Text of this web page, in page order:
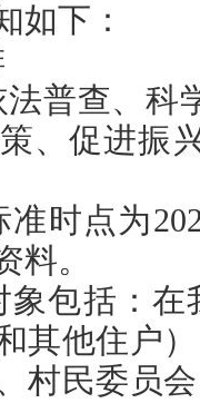
如下：
法普查、
、促进振
准时点为
料。
象包括：
其他住户
村民委员